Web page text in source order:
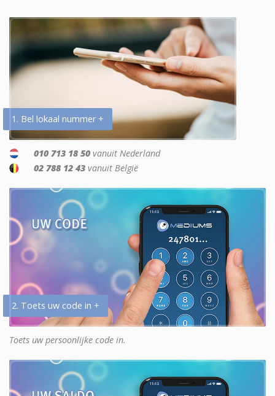
1. Bel lokaal nummer +
010 713 18 50 vanuit Nederland
02 788 12 43 vanuit België
2. Toets uw code in +
Toets uw persoonlijke code in.